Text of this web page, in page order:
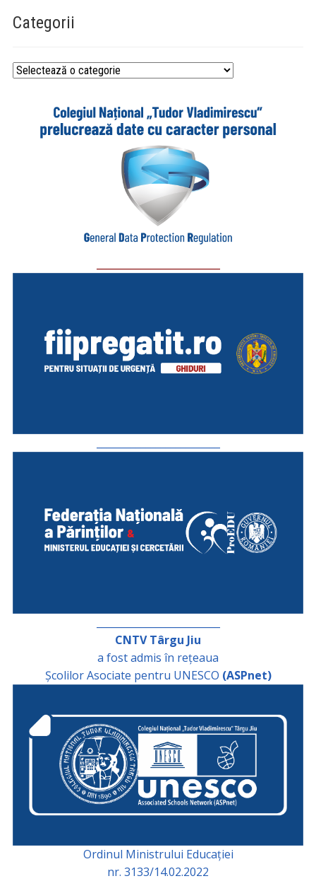
Categorii
Categorii
CNTV Târgu Jiu
a fost admis în rețeaua
Școlilor Asociate pentru UNESCO (ASPnet)
Ordinul Ministrului Educației
nr. 3133/14.02.2022